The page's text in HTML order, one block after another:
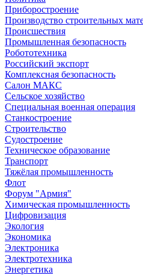
Приборостроение
Производство строительных
Происшествия
Промышленная безопасность
Робототехника
Российский экспорт
Комплексная безопасность
Салон МАКС
Сельское хозяйство
Специальная военная операция
Станкостроение
Строительство
Судостроение
Техническое образование
Транспорт
Тяжёлая промышленность
Флот
Форум "Армия"
Химическая промышленность
Цифровизация
Экология
Экономика
Электроника
Электротехника
Энергетика